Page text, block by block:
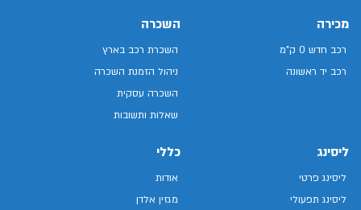
מכירה
רכב חדש 0 ק"מ
רכב יד ראשונה
השכרה
השכרת רכב בארץ
ניהול הזמנת השכרה
השכרה עסקית
שאלות ותשובות
ליסינג
ליסינג פרטי
ליסינג תפעולי
כללי
אודות
מגזין אלדן